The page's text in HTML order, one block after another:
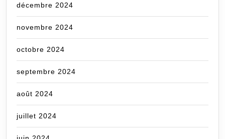
décembre 2024
novembre 2024
octobre 2024
septembre 2024
août 2024
juillet 2024